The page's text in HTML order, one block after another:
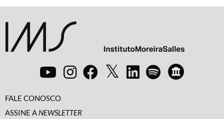
FALE CONOSCO
ASSINE A NEWSLETTER